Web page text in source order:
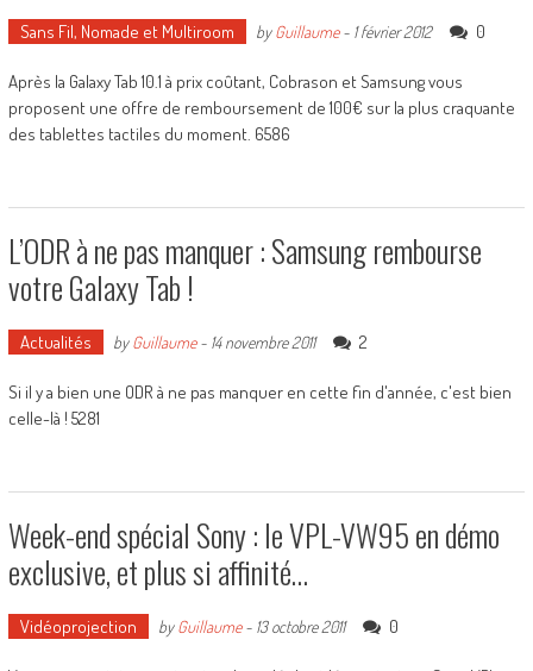
Sans Fil, Nomade et Multiroom byGuillaume- 1 février 2012 0
Après la Galaxy Tab 10.1 à prix coûtant, Cobrason et Samsung vous
proposent une offre de remboursement de 100€ sur la plus craquante
des tablettes tactiles du moment. 6586
L’ODR à ne pas manquer : Samsung rembourse
votre Galaxy Tab !
Actualités byGuillaume- 14 novembre 2011 2
Si il y a bien une ODR à ne pas manquer en cette fin d'année, c'est bien
celle-là ! 5281
Week-end spécial Sony : le VPL-VW95 en démo
exclusive, et plus si affinité…
Vidéoprojection byGuillaume- 13 octobre 2011 0